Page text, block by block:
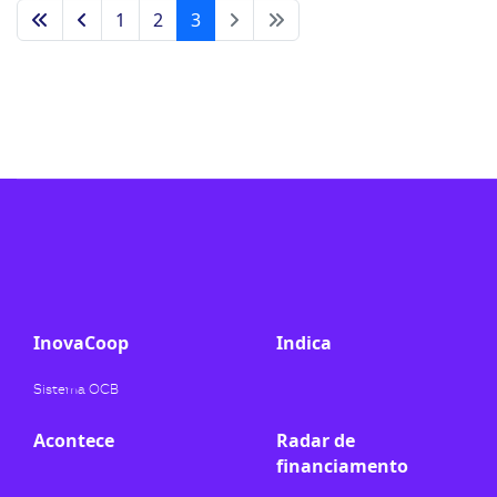
1 2 3
InovaCoop
Sistema OCB
Acontece
Indica
Radar de
financiamento